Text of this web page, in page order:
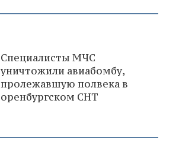
Специалисты МЧС
уничтожили авиабомбу,
пролежавшую полвека в
оренбургском СНТ